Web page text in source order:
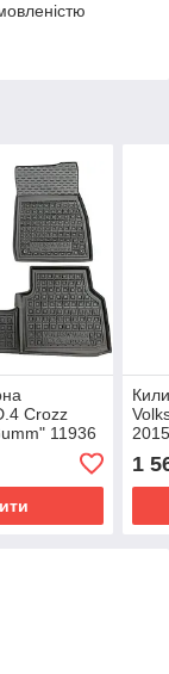
Crozz
11936
1